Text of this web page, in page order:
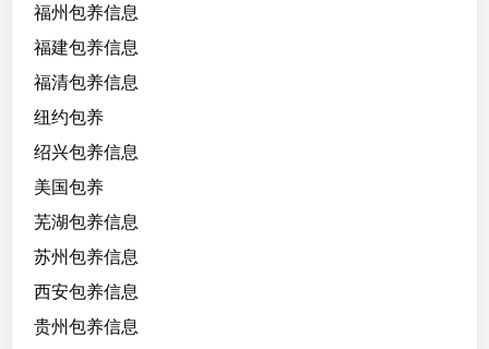
福州包养信息
福建包养信息
福清包养信息
纽约包养
绍兴包养信息
美国包养
芜湖包养信息
苏州包养信息
西安包养信息
贵州包养信息